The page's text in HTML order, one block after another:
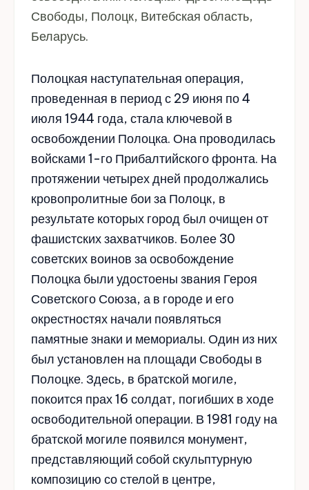
Свободы, Полоцк, Витебская область,
Беларусь.
Полоцкая наступательная операция,
проведенная в период с 29 июня по 4
июля 1944 года, стала ключевой в
освобождении Полоцка. Она проводилась
войсками 1-го Прибалтийского фронта. На
протяжении четырех дней продолжались
кровопролитные бои за Полоцк, в
результате которых город был очищен от
фашистских захватчиков. Более 30
советских воинов за освобождение
Полоцка были удостоены звания Героя
Советского Союза, а в городе и его
окрестностях начали появляться
памятные знаки и мемориалы. Один из них
был установлен на площади Свободы в
Полоцке. Здесь, в братской могиле,
покоится прах 16 солдат, погибших в ходе
освободительной операции. В 1981 году на
братской могиле появился монумент,
представляющий собой скульптурную
композицию со стелой в центре,